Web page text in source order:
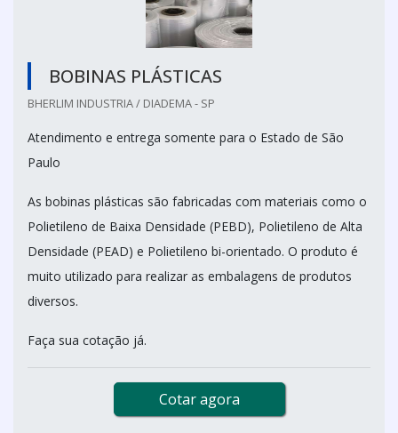
BOBINAS PLÁSTICAS
BHERLIM INDUSTRIA / DIADEMA - SP
Atendimento e entrega somente para o Estado de São
Paulo
As bobinas plásticas são fabricadas com materiais como o
Polietileno de Baixa Densidade (PEBD), Polietileno de Alta
Densidade (PEAD) e Polietileno bi-orientado. O produto é
muito utilizado para realizar as embalagens de produtos
diversos.
Faça sua cotação já.
Cotar agora